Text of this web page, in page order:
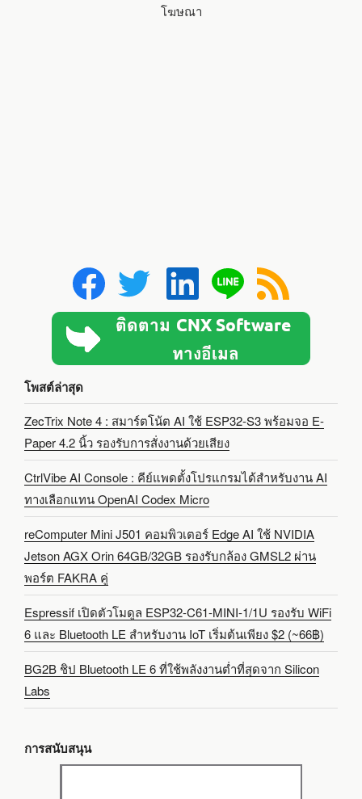
โฆษณา
โพสต์ล่าสุด
ZecTrix Note 4 : สมาร์ตโน้ต AI ใช้ ESP32-S3 พร้อมจอ E-
Paper 4.2 นิ้ว รองรับการสั่งงานด้วยเสียง
CtrlVibe AI Console : คีย์แพดตั้งโปรแกรมได้สำหรับงาน AI
ทางเลือกแทน OpenAI Codex Micro
reComputer Mini J501 คอมพิวเตอร์ Edge AI ใช้ NVIDIA
Jetson AGX Orin 64GB/32GB รองรับกล้อง GMSL2 ผ่าน
พอร์ต FAKRA คู่
Espressif เปิดตัวโมดูล ESP32-C61-MINI-1/1U รองรับ WiFi
6 และ Bluetooth LE สำหรับงาน IoT เริ่มต้นเพียง $2 (~66฿)
BG2B ชิป Bluetooth LE 6 ที่ใช้พลังงานต่ำที่สุดจาก Silicon
Labs
การสนับสนุน